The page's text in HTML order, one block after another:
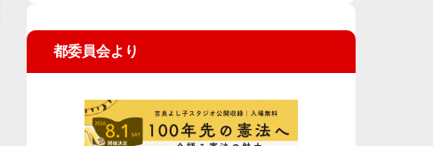
都委員会より